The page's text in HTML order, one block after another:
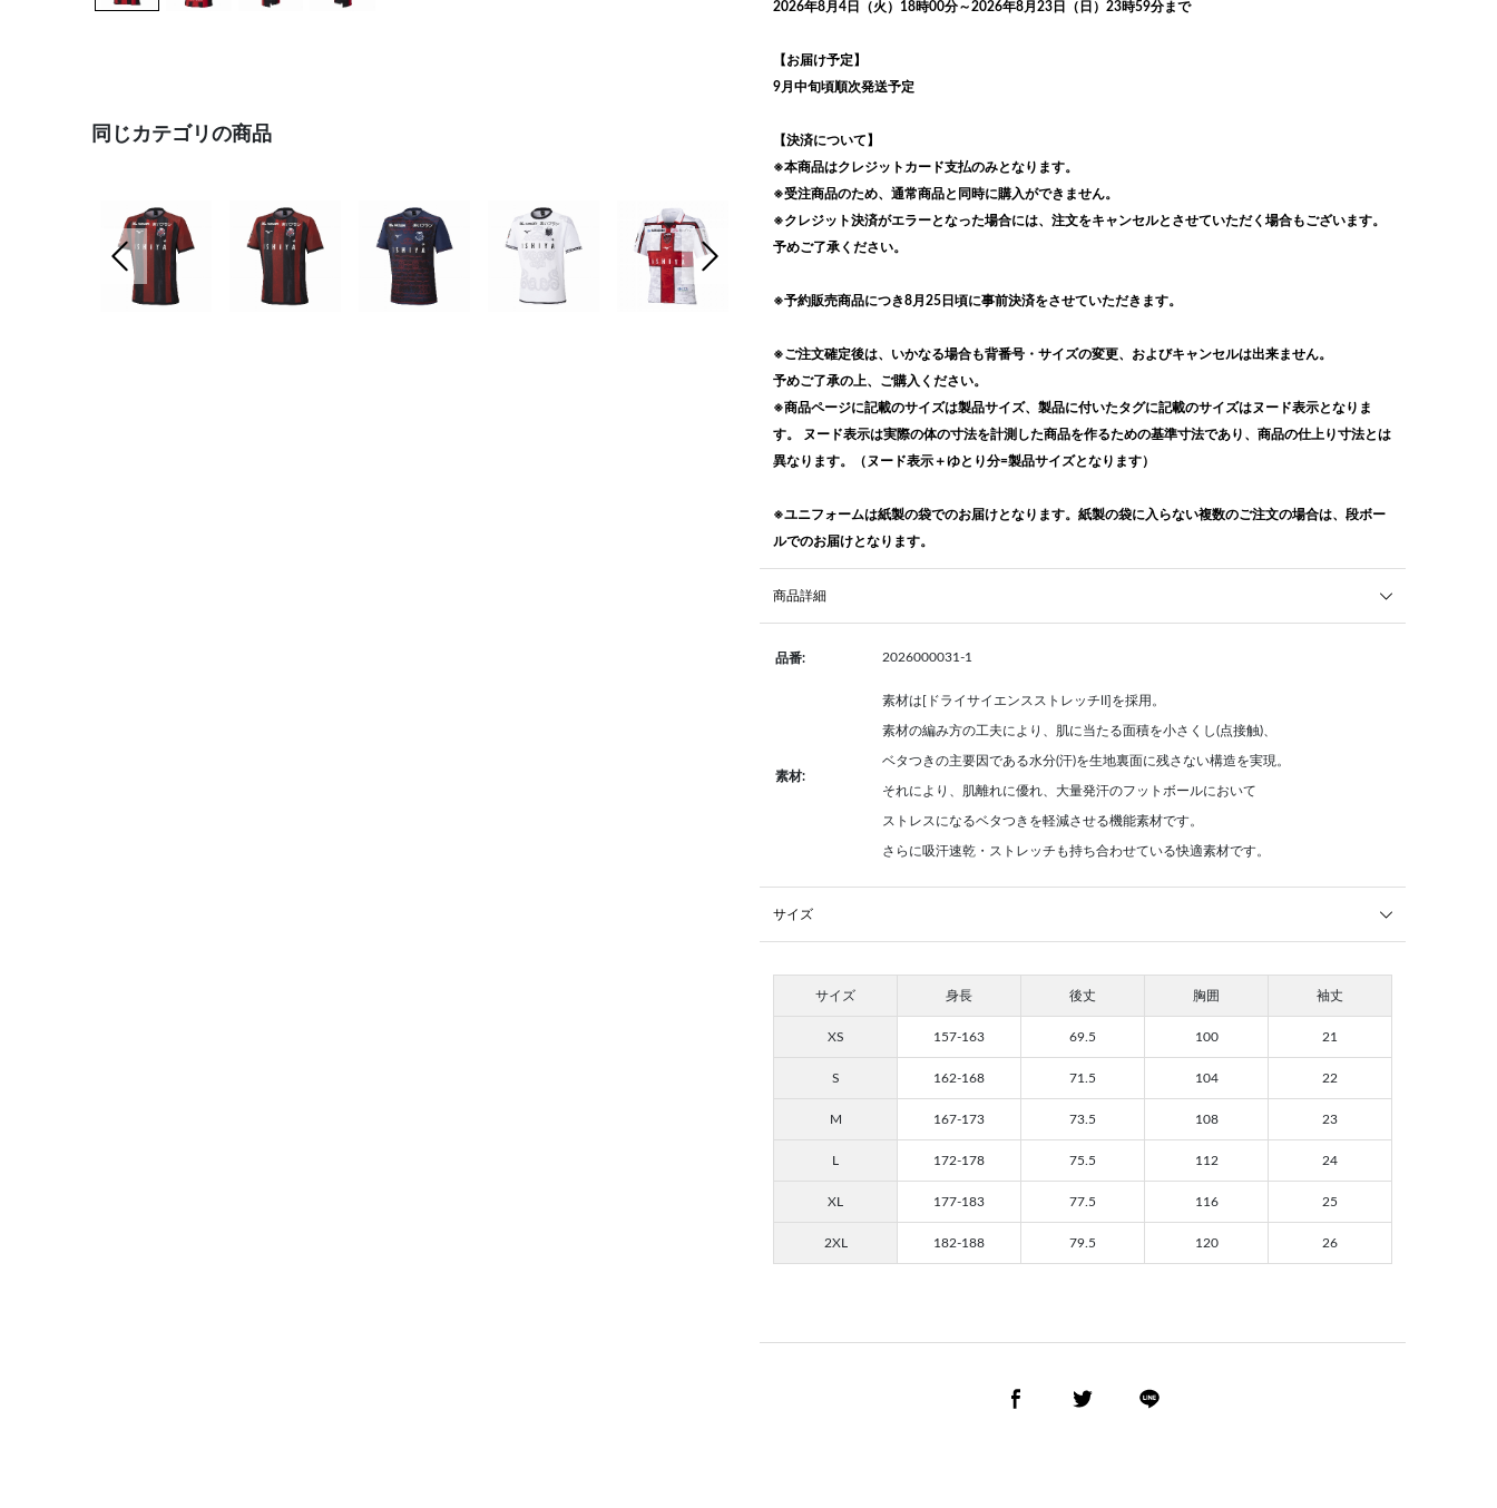
同じカテゴリの商品
前の画像
2026年8月4日（火）18時00分～2026年8月23日（日）23時59分まで
【お届け予定】
9月中旬頃順次発送予定
【決済について】
※本商品はクレジットカード支払のみとなります。
※受注商品のため、通常商品と同時に購入ができません。
※クレジット決済がエラーとなった場合には、注文をキャンセルとさせていただく場合もございます。
予めご了承ください。
※予約販売商品につき8月25日頃に事前決済をさせていただきます。
※ご注文確定後は、いかなる場合も背番号・サイズの変更、およびキャンセルは出来ません。
予めご了承の上、ご購入ください。
※商品ページに記載のサイズは製品サイズ、製品に付いたタグに記載のサイズはヌード表示となりま
す。 ヌード表示は実際の体の寸法を計測した商品を作るための基準寸法であり、商品の仕上り寸法とは
異なります。（ヌード表示＋ゆとり分=製品サイズとなります）
※ユニフォームは紙製の袋でのお届けとなります。紙製の袋に入らない複数のご注文の場合は、段ボー
ルでのお届けとなります。
商品詳細
品番: 2026000031-1
素材:
素材は[ドライサイエンスストレッチⅡ]を採用。
素材の編み方の工夫により、肌に当たる面積を小さくし(点接触)、
ベタつきの主要因である水分(汗)を生地裏面に残さない構造を実現。
それにより、肌離れに優れ、大量発汗のフットボールにおいて
ストレスになるベタつきを軽減させる機能素材です。
さらに吸汗速乾・ストレッチも持ち合わせている快適素材です。
サイズ
サイズ 身長 後丈 胸囲 袖丈
XS 157-163 69.5 100 21
S 162-168 71.5 104 22
M 167-173 73.5 108 23
L 172-178 75.5 112 24
XL 177-183 77.5 116 25
2XL 182-188 79.5 120 26